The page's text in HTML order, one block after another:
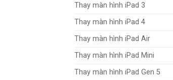
Thay màn hình iPad 3
Thay màn hình iPad 4
Thay màn hình iPad Air
Thay màn hình iPad Mini
Thay màn hình iPad Gen 5